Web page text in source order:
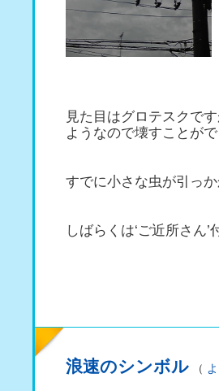
見た目はグロテスクで
ようなので壊すことが
すでに小さな虫が引っか
しばらくは‘ご近所さん’
浪速のシンボル （